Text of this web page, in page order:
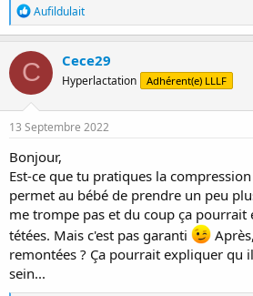
R
é
a
c
t
i
o
n
s
Aufildulait
C Cece29
Hyperlactation Adhérent(e) LLLF
13 Septembre 2022
Bonjour,
Est-ce que tu pratiques la
permet au bébé de prendre un peu
me trompe pas et du coup ça pourrait
tétées. Mais c'est pas garanti
remontées ? Ça pourrait expliquer qu
sein...